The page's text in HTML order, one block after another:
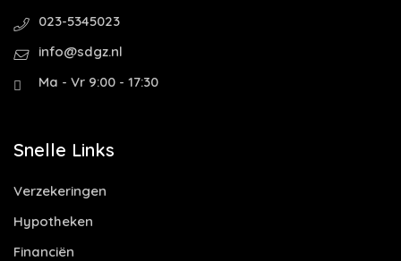
023-5345023
info@sdgz.nl
Ma - Vr 9:00 - 17:30
Snelle Links
Verzekeringen
Hypotheken
Financiën